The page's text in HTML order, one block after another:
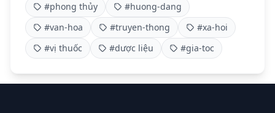
#phong thủy
#huong-dang
#van-hoa
#truyen-thong
#xa-hoi
#vị thuốc
#dược liệu #gia-toc